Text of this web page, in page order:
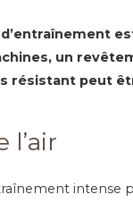
un
résistant peut
l’air
intense